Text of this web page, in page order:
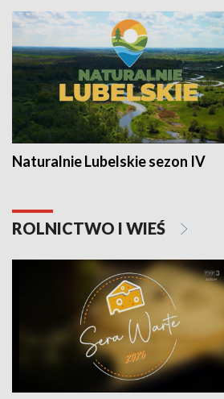
Naturalnie Lubelskie sezon IV
ROLNICTWO I WIEŚ